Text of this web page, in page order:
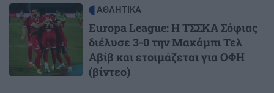
Image ΑΘΛΗΤΙΚΑ
Europa League: Η ΤΣΣΚΑ Σόφιας
διέλυσε 3-0 την Μακάμπι Τελ
Αβίβ και ετοιμάζεται για ΟΦΗ
(βίντεο)